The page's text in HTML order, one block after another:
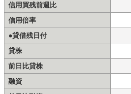
信用買残前週比
信用倍率
●貸借残日付
貸株
前日比貸株
融資